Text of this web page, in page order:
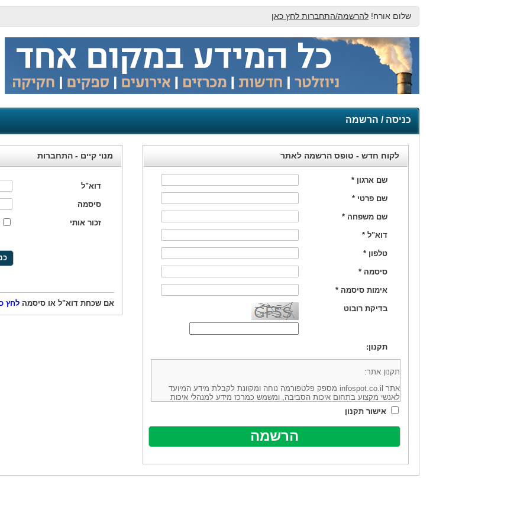
שלום אורח! להרשמה/התחברות לחץ כאן
כניסה / הרשמה
מנוי קיים - התחברות
דוא"ל
סיסמה
זכור אותי
אם שכחת דוא"ל או סיסמה לחץ
לקוח חדש - טופס הרשמה לאתר
שם ארגון *
שם פרטי *
שם משפחה *
דוא"ל *
טלפון *
סיסמה *
אימות סיסמה *
בדיקת רובוט
תקנון:
תקנון אתר:
אתר infospot.co.il מספק פלטפורמה נוחה ומקוונת לקבלת מידע המיועד
לאנשי מקצוע בתחום איכות הסביבה, ומשמש כמרכז מידע למנהלי איכות
סביבה (להלן: "המידע"). האתר בבעלותה ובניהולה של חברת יזמות וידע
מיקוד 6113102 ובדוא"ל: office@infospot.co.il (להלן: "האתר").
האתר אינו מספק את השירותים המפורסמים באתר ע"י ספקים שונים, איננו
מוכר את השירות המוצע באתר ע"י ספקים שונים, איננו מעורב במתן השירות
אלקטרונית של פרסום עבור נותני שירותים אלו. במילים אחרות, האחריות על
ביצוע העסקה בין הגולשים לבין המפרסמים נותני השירות ואיכותה מוטלת על
אישור תקנון